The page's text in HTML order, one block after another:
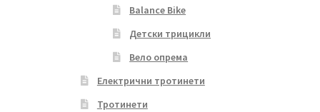
Balance Bike
Детски трицикли
Вело опрема
Електрични тротинети
Тротинети